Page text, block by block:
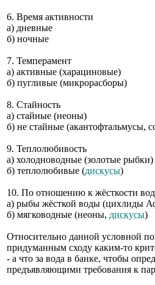
6. Время активности
а) дневные
б) ночные
7. Темперамент
а) активные (харациновые)
б) пугливые (микрорасборы)
8. Стайность
а) стайные (неоны)
б) не стайные (акантофтальмусы,
9. Теплолюбивость
а) холодноводные (золотые рыбки)
б) теплолюбивые (дискусы)
10. По отношению к жёсткости
а) рыбы жёсткой воды (цихлиды
б) мягководные (неоны, дискусы)
Относительно данной условной
придуманным сходу каким-то
- а что за вода в банке, чтобы
предъявляющими требования к